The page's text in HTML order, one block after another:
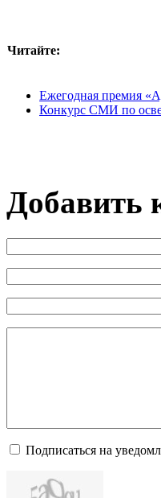
Читайте:
Ежегодная премия
Конкурс СМИ по
Добавить
Подписаться на